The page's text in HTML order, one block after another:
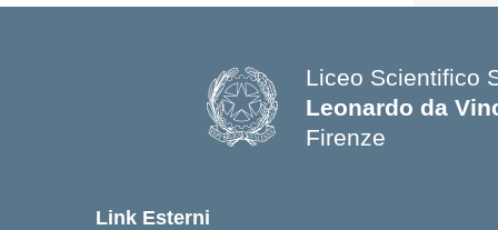
Liceo Scientifico
Leonardo da
Firenze
Link Esterni